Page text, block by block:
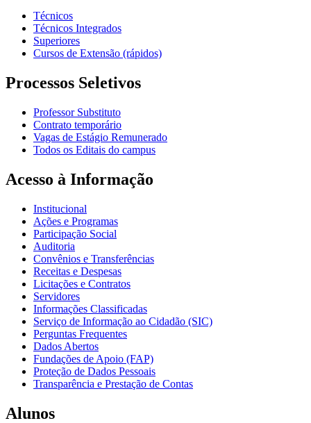
Técnicos
Técnicos Integrados
Superiores
Cursos de Extensão (rápidos)
Processos Seletivos
Professor Substituto
Contrato temporário
Vagas de Estágio Remunerado
Todos os Editais do campus
Acesso à Informação
Institucional
Ações e Programas
Participação Social
Auditoria
Convênios e Transferências
Receitas e Despesas
Licitações e Contratos
Servidores
Informações Classificadas
Serviço de Informação ao Cidadão (SIC)
Perguntas Frequentes
Dados Abertos
Fundações de Apoio (FAP)
Proteção de Dados Pessoais
Transparência e Prestação de Contas
Alunos